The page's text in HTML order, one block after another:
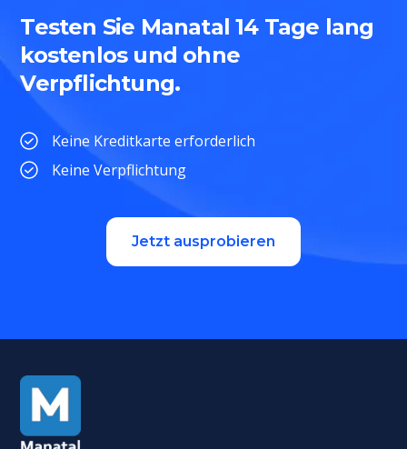
Testen Sie Manatal 14 Tage lang
kostenlos und ohne
Verpflichtung.
Keine Kreditkarte erforderlich
Keine Verpflichtung
Jetzt ausprobieren